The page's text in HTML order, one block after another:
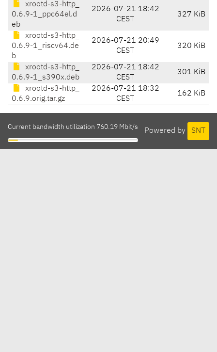
xrootd-s3-http_
0.6.9-1_ppc64el.d
eb
2026-07-21 18:42
CEST
327 KiB
xrootd-s3-http_
0.6.9-1_riscv64.de
b
2026-07-21 20:49
CEST
320 KiB
xrootd-s3-http_
0.6.9-1_s390x.deb
2026-07-21 18:42
CEST
301 KiB
xrootd-s3-http_
0.6.9.orig.tar.gz
2026-07-21 18:32
CEST
162 KiB
Powered by SNT
Current bandwidth utilization 760.19 Mbit/s